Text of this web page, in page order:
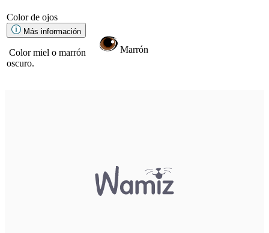
Color de ojos
Más información
Color miel o marrón
oscuro.
Marrón